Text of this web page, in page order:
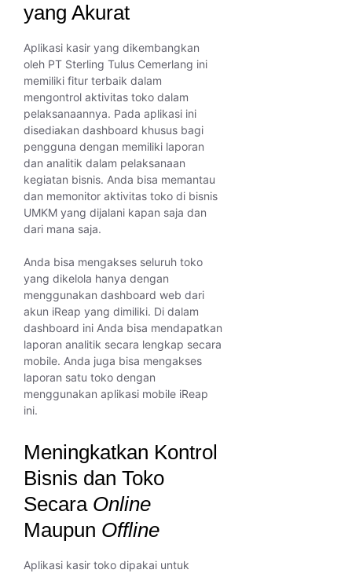
yang Akurat
Aplikasi kasir yang dikembangkan
oleh PT Sterling Tulus Cemerlang ini
memiliki fitur terbaik dalam
mengontrol aktivitas toko dalam
pelaksanaannya. Pada aplikasi ini
disediakan dashboard khusus bagi
pengguna dengan memiliki laporan
dan analitik dalam pelaksanaan
kegiatan bisnis. Anda bisa memantau
dan memonitor aktivitas toko di bisnis
UMKM yang dijalani kapan saja dan
dari mana saja.
Anda bisa mengakses seluruh toko
yang dikelola hanya dengan
menggunakan dashboard web dari
akun iReap yang dimiliki. Di dalam
dashboard ini Anda bisa mendapatkan
laporan analitik secara lengkap secara
mobile. Anda juga bisa mengakses
laporan satu toko dengan
menggunakan aplikasi mobile iReap
ini.
Meningkatkan Kontrol
Bisnis dan Toko
Secara Online
Maupun Offline
Aplikasi kasir toko dipakai untuk